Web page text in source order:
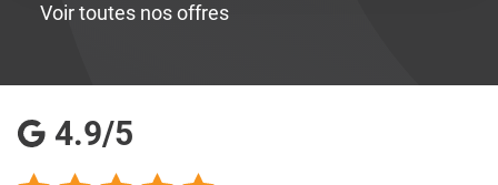
Voir toutes nos offres
4.9/5